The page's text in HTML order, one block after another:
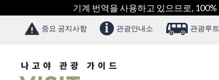
기계 번역을 사용하고 있으므로,
중요 공지사항 관광안내소 관광루